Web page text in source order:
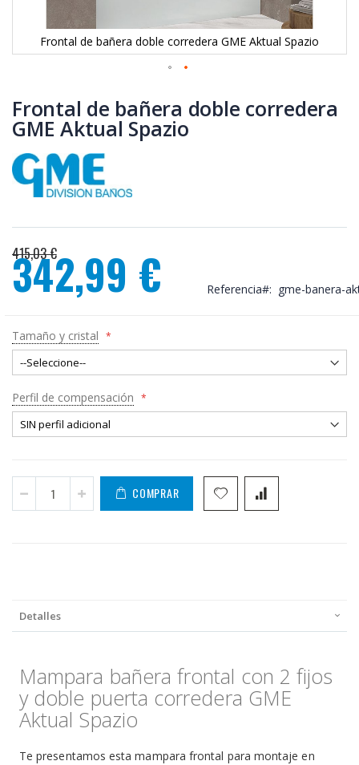
Frontal de bañera doble corredera GME Aktual Spazio
al
comienzo
de
galería
de
imágenes
Frontal de bañera doble corredera
GME Aktual Spazio
415,03 €
Precio
especial
342,99 € Referencia gme-banera-
Tamaño y cristal
Perfil de compensación
COMPRAR
Detalles
Mampara bañera frontal con 2 fijos
y doble puerta corredera GME
Aktual Spazio
Te presentamos esta mampara frontal para montaje en